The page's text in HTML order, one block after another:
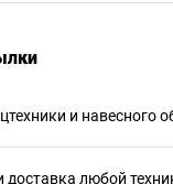
и навесного
доставка любой